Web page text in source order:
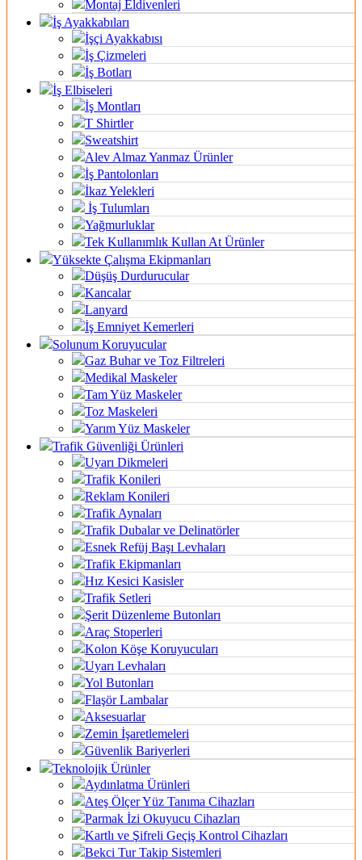
Montaj Eldivenleri
İş Ayakkabıları
İşçi Ayakkabısı
İş Çizmeleri
İş Botları
İş Elbiseleri
İş Montları
T Shirtler
Sweatshirt
Alev Almaz Yanmaz Ürünler
İş Pantolonları
İkaz Yelekleri
İş Tulumları
Yağmurluklar
Tek Kullanımlık Kullan At Ürünler
Yüksekte Çalışma Ekipmanları
Düşüş Durdurucular
Kancalar
Lanyard
İş Emniyet Kemerleri
Solunum Koruyucular
Gaz Buhar ve Toz Filtreleri
Medikal Maskeler
Tam Yüz Maskeler
Toz Maskeleri
Yarım Yüz Maskeler
Trafik Güvenliği Ürünleri
Uyarı Dikmeleri
Trafik Konileri
Reklam Konileri
Trafik Aynaları
Trafik Dubalar ve Delinatörler
Esnek Refüj Başı Levhaları
Trafik Ekipmanları
Hız Kesici Kasisler
Trafik Setleri
Şerit Düzenleme Butonları
Araç Stoperleri
Kolon Köşe Koruyucuları
Uyarı Levhaları
Yol Butonları
Flaşör Lambalar
Aksesuarlar
Zemin İşaretlemeleri
Güvenlik Bariyerleri
Teknolojik Ürünler
Aydınlatma Ürünleri
Ateş Ölçer Yüz Tanıma Cihazları
Parmak İzi Okuyucu Cihazları
Kartlı ve Şifreli Geçiş Kontrol Cihazları
Bekci Tur Takip Sistemleri